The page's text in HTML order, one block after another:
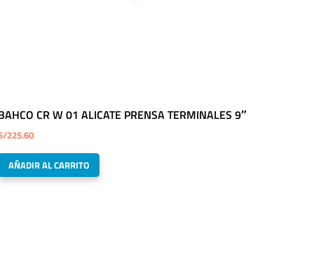
CR W 01 ALICATE PRENSA TERMINALES 9″
225.60
AÑADIR AL CARRITO